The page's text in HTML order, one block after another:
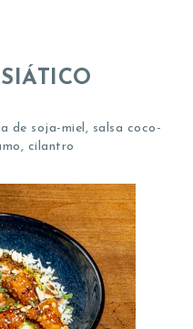
de soja-miel, salsa coco-
cilantro